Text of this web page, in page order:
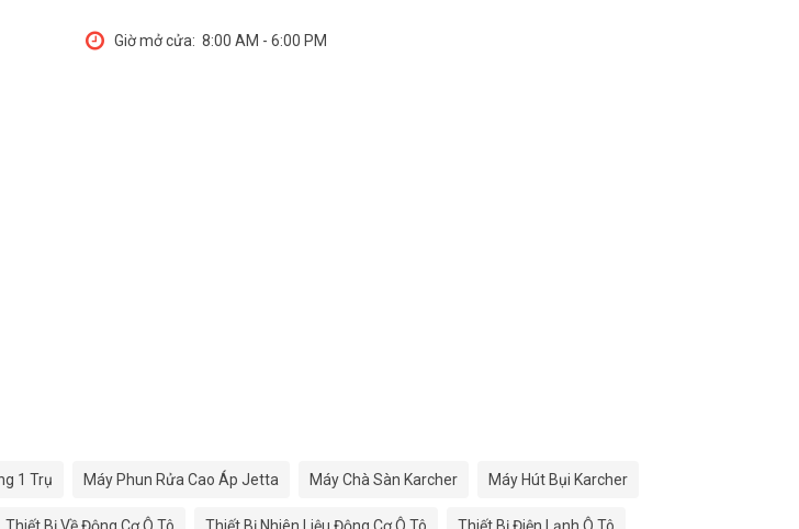
Giờ mở cửa: 8:00 AM - 6:00 PM
1 Trụ Máy Phun Rửa Cao Áp Jetta Máy Chà Sàn Karcher Máy Hút Bụi Karcher